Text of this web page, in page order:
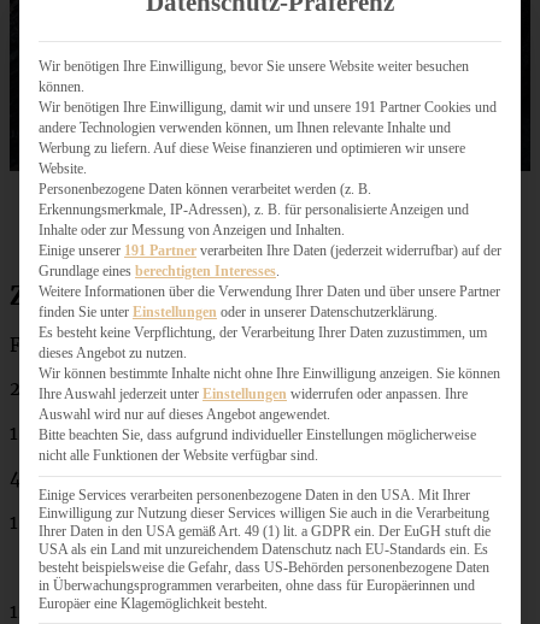
Zutaten für Cranberry Chutney
Für ein Glas Chutney (ca. 400 ml)
2 EL Butter
1 rote Zwiebel
400 g Cranberrys
1 Apfel
120 ml Portwein
Wir benötigen Ihre Einwilligung, bevor Sie unsere Website weiter besuchen
können.
Wir benötigen Ihre Einwilligung, damit wir und unsere 191 Partner Cookies und
andere Technologien verwenden können, um Ihnen relevante Inhalte und
Werbung zu liefern. Auf diese Weise finanzieren und optimieren wir unsere
Website.
Personenbezogene Daten können verarbeitet werden (z. B.
Erkennungsmerkmale, IP-Adressen), z. B. für personalisierte Anzeigen und
Inhalte oder zur Messung von Anzeigen und Inhalten.
Einige unserer 191 Partner verarbeiten Ihre Daten (jederzeit widerrufbar) auf der
Grundlage eines berechtigten Interesses.
Weitere Informationen über die Verwendung Ihrer Daten und über unsere Partner
finden Sie unter Einstellungen oder in unserer Datenschutzerklärung.
Es besteht keine Verpflichtung, der Verarbeitung Ihrer Daten zuzustimmen, um
dieses Angebot zu nutzen.
Wir können bestimmte Inhalte nicht ohne Ihre Einwilligung anzeigen. Sie können
Ihre Auswahl jederzeit unter Einstellungen widerrufen oder anpassen. Ihre
Auswahl wird nur auf dieses Angebot angewendet.
Bitte beachten Sie, dass aufgrund individueller Einstellungen möglicherweise
nicht alle Funktionen der Website verfügbar sind.
Einige Services verarbeiten personenbezogene Daten in den USA. Mit Ihrer
Einwilligung zur Nutzung dieser Services willigen Sie auch in die Verarbeitung
Ihrer Daten in den USA gemäß Art. 49 (1) lit. a GDPR ein. Der EuGH stuft die
USA als ein Land mit unzureichendem Datenschutz nach EU-Standards ein. Es
besteht beispielsweise die Gefahr, dass US-Behörden personenbezogene Daten
in Überwachungsprogrammen verarbeiten, ohne dass für Europäerinnen und
Europäer eine Klagemöglichkeit besteht.